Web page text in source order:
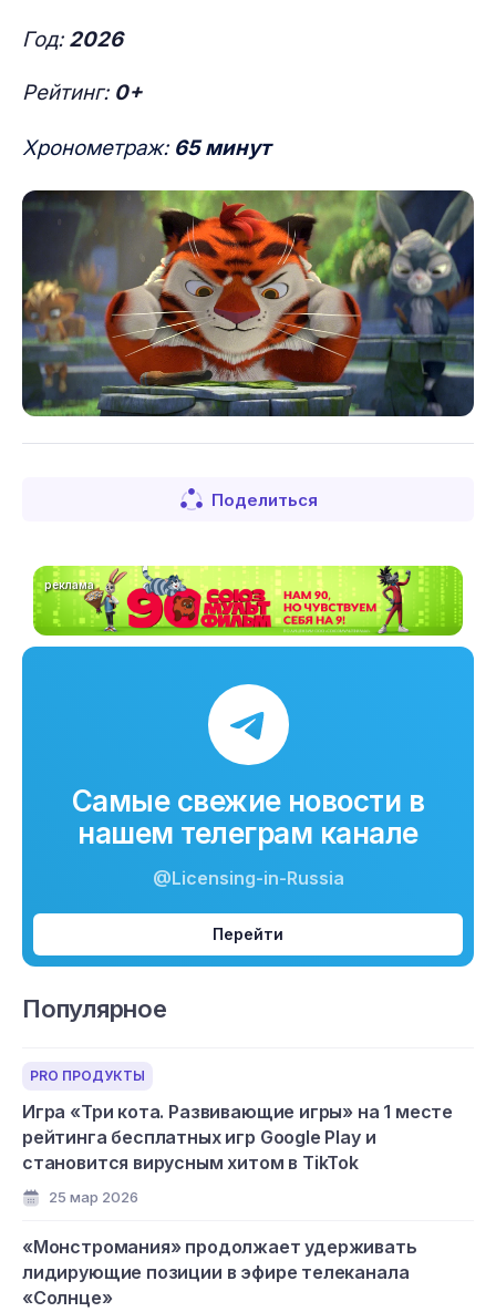
Год: 2026
Рейтинг: 0+
Хронометраж: 65 минут
Поделиться
реклама
Самые свежие новости в
нашем телеграм канале
@Licensing-in-Russia
Перейти
Популярное
PRO ПРОДУКТЫ
Игра «Три кота. Развивающие игры» на 1 месте
рейтинга бесплатных игр Google Play и
становится вирусным хитом в TikTok
25 мар 2026
«Монстромания» продолжает удерживать
лидирующие позиции в эфире телеканала
«Солнце»